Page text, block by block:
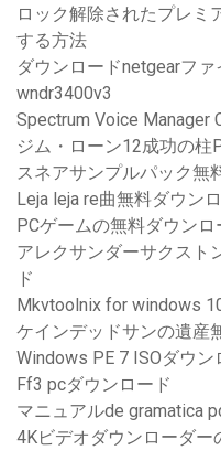
ロック解除されたプレミ
する方法
ダウンロードnetgearフ
wndr3400v3
Spectrum Voice Manager
ジム・ローン12成功の柱
スネアサンプルパック無
Leja leja re曲無料ダウン
PCゲームの無料ダウンロ
アレクサンダーサクスト
ド
Mkvtoolnix for windows
ケインデッドサンの遺産
Windows PE 7 ISOダウン
Ff3 pcダウンロード
マニュアルde gramatica
4Kビデオダウンローダー